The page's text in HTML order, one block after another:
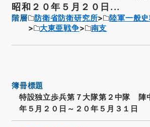
昭和２０年５月２０日...
階層 防衛省防衛研究所 陸軍一般
大東亜戦争
南支
簿冊標題
特設独立歩兵第７大隊第２中隊 陣
年５月２０日～２０年５月３１日